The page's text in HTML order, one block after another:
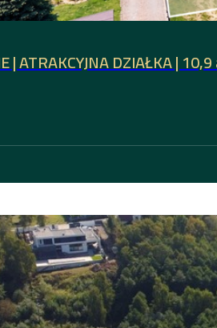
| ATRAKCYJNA DZIAŁKA |